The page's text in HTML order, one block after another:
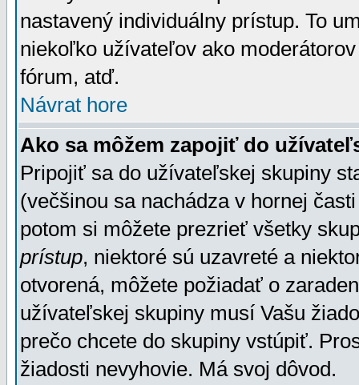
nastavený individuálny prístup. To
niekoľko užívateľov ako
fórum, atď.
Návrat hore
Ako sa môžem zapojiť do
Pripojiť sa do užívateľskej skupiny
(večšinou sa nachádza v hornej
potom si môžete prezrieť všetky
prístup, niektoré sú uzavreté a
otvorená, môžete požiadať o
užívateľskej skupiny musí Vašu
prečo chcete do skupiny vstúpiť.
žiadosti nevyhovie. Má svoj dôvod.